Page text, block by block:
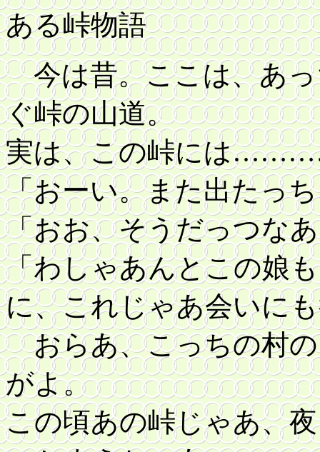
ある峠物語
今は昔。ここは、あっ
ぐ峠の山道。
実は、この峠には
「おーい。また出たっ
「おお、そうだっつな
「わしゃあんとこの娘
に、これじゃあ会いに
おらあ、こっちの村の
がよ。
この頃あの峠じゃあ、